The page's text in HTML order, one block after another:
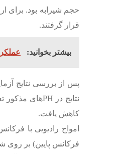
قرار گرفتند.
بیشتر بخوانید:
پس از بررسی نتایج
کاهش یافت.
فرکانس پایین) بر روی